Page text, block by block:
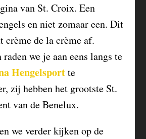
van St. Croix. Een
en niet zomaar een. Dit
crème de la crème af.
we je aan eens langs te
Hengelsportte
zij hebben het grootste St.
van de Benelux.
we verder kijken op de